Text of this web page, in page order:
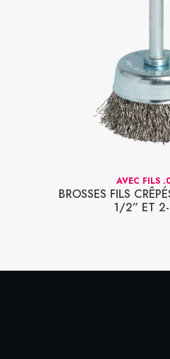
AVEC FILS
BROSSES FILS
1/2” ET